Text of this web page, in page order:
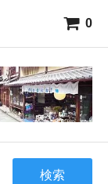
0
検索